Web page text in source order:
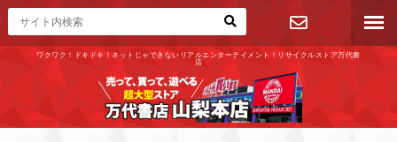
ワクワク！ドキドキ！ネットじゃできないリアルエンターテイメント！リサイクルストア万代書
店
お問い合わ
せ